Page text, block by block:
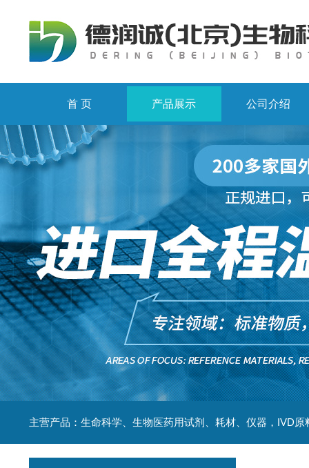
首 页 产品展示 公司介绍
主营产品：生命科学、生物医药用试剂、耗材、仪器，IVD原